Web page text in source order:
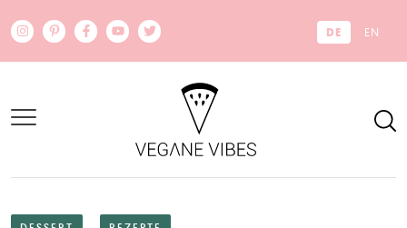
DE EN